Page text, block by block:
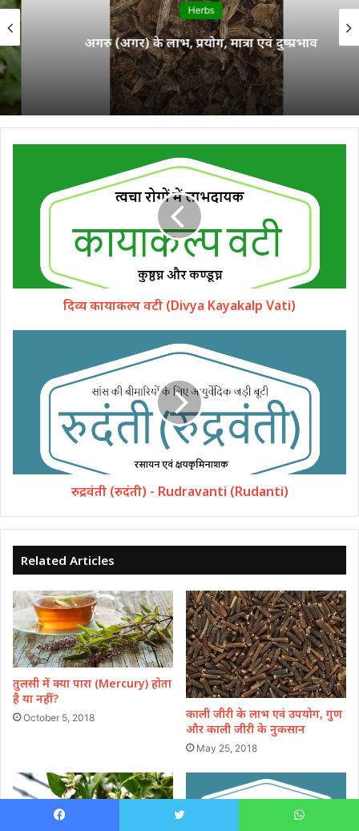
Herbs
अगरु (अगर) के लाभ, प्रयोग, मात्रा एवं दुष्प्रभाव
दिव्य कायाकल्प वटी (Divya Kayakalp Vati)
रुद्रवंती (रुदंती) - Rudravanti (Rudanti)
Related Articles
तुलसी में क्या पारा (Mercury) होता
है या नहीं?
October 5, 2018
काली जीरी के लाभ एवं उपयोग, गुण
और काली जीरी के नुकसान
May 25, 2018